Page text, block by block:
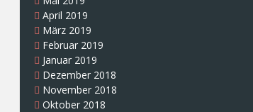
April 2019
März 2019
Februar 2019
Januar 2019
Dezember 2018
November 2018
Oktober 2018